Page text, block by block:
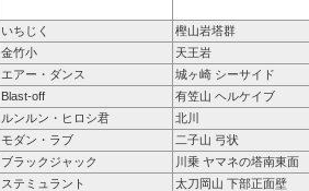
いちじく
樫山岩塔群
金竹小
天王岩
エアー・ダンス
城ヶ崎 シーサイド
Blast-off
有笠山 ヘルケイブ
ルンルン・ヒロシ君
北川
モダン・ラブ
二子山 弓状
ブラックジャック
川乗 ヤマネの塔南東面
ステミュラント
太刀岡山 下部正面壁